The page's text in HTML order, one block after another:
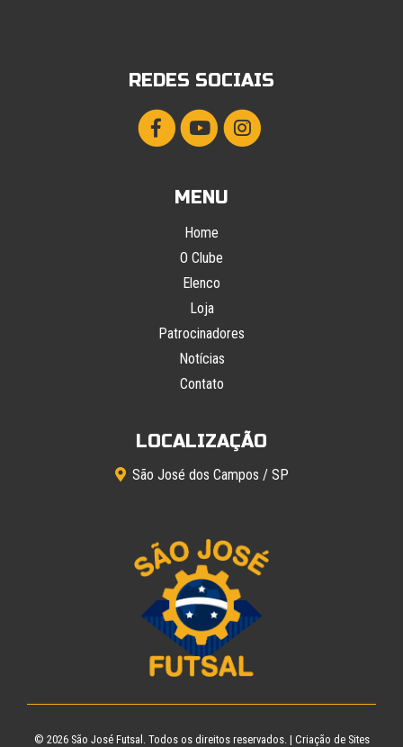
REDES SOCIAIS
MENU
Home
O Clube
Elenco
Loja
Patrocinadores
Notícias
Contato
LOCALIZAÇÃO
São José dos Campos / SP
© 2026 São José Futsal . Todos os direitos reservados. | Criação de Sites